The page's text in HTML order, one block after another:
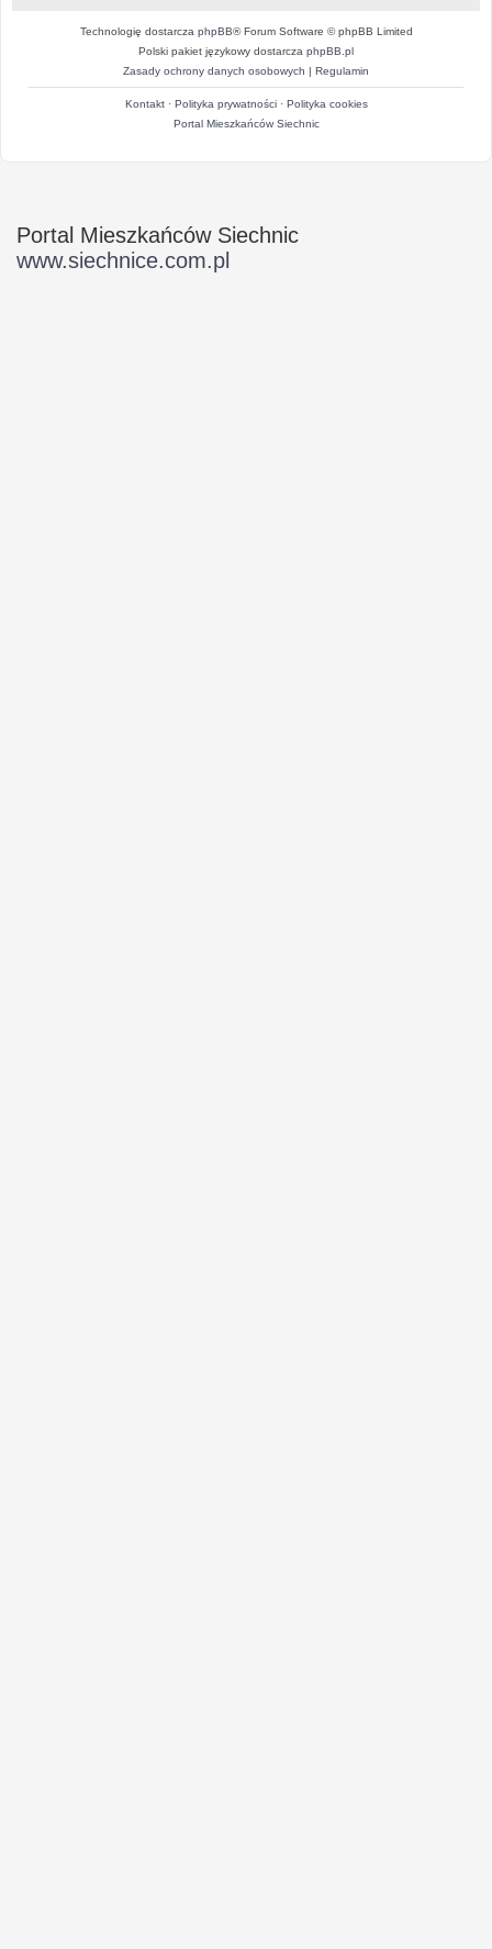
Technologię dostarcza phpBB® Forum Software © phpBB Limited
Polski pakiet językowy dostarcza phpBB.pl
Zasady ochrony danych osobowych | Regulamin
Kontakt· Polityka prywatności· Polityka cookies
Portal Mieszkańców Siechnic
Portal Mieszkańców Siechnic
www.siechnice.com.pl